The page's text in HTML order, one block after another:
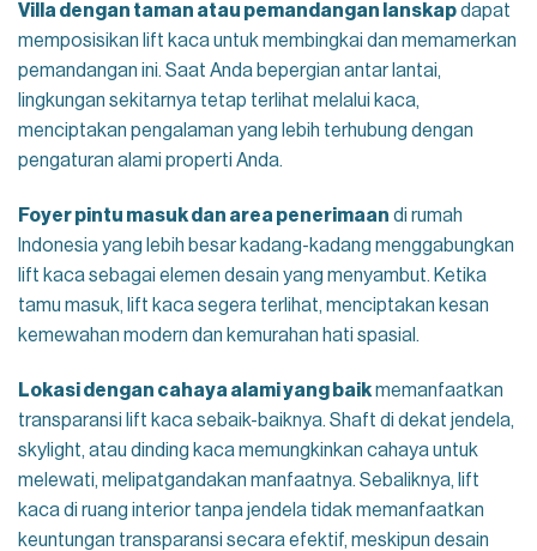
Villa dengan taman atau pemandangan lanskapdapat
memposisikan lift kaca untuk membingkai dan memamerkan
pemandangan ini. Saat Anda bepergian antar lantai,
lingkungan sekitarnya tetap terlihat melalui kaca,
menciptakan pengalaman yang lebih terhubung dengan
pengaturan alami properti Anda.
Foyer pintu masuk dan area penerimaan di rumah
Indonesia yang lebih besar kadang-kadang menggabungkan
lift kaca sebagai elemen desain yang menyambut. Ketika
tamu masuk, lift kaca segera terlihat, menciptakan kesan
kemewahan modern dan kemurahan hati spasial.
Lokasi dengan cahaya alami yang baikmemanfaatkan
transparansi lift kaca sebaik-baiknya. Shaft di dekat jendela,
skylight, atau dinding kaca memungkinkan cahaya untuk
melewati, melipatgandakan manfaatnya. Sebaliknya, lift
kaca di ruang interior tanpa jendela tidak memanfaatkan
keuntungan transparansi secara efektif, meskipun desain